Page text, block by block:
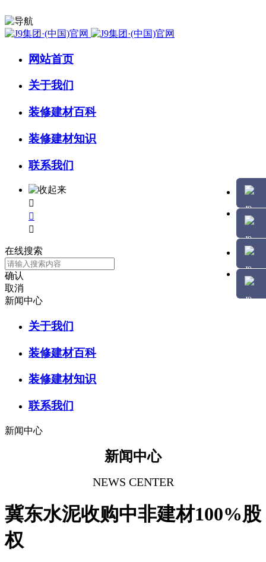
网站首页
关于我们
装修建材百科
装修建材知识
联系我们



在线搜索
确认
取消
新闻中心
关于我们
装修建材百科
装修建材知识
联系我们
新闻中心
新闻中心
NEWS CENTER
冀东水泥收购中非建材100%股
权